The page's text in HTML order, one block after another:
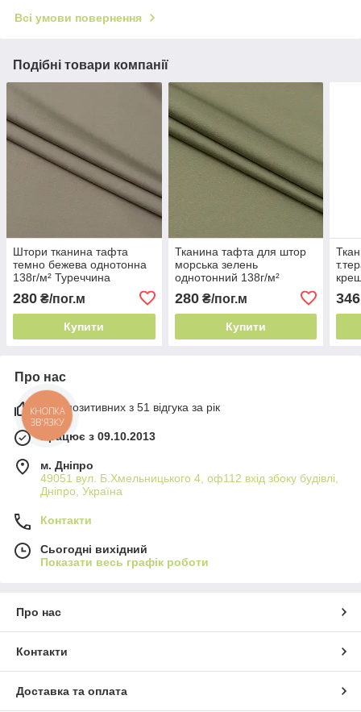
Всі умови повернення
Подібні товари компанії
Штори тканина тафта
темно бежева однотонна
138г/м² Туреччина
280 ₴/пог.м
Купити
Тканина тафта для штор
морська зелень
однотонний 138г/м²
хамелеон
280₴/пог.м
Купити
346
Про нас
98% позитивних з 51 відгука за рік
Працює з 09.10.2013
м. Дніпро
49051 вул. Б.Хмельницького 4, оф112 вхід збоку будівлі,
Дніпро, Україна
Контакти
Сьогодні вихідний
Показати весь графік роботи
Про нас
Контакти
Доставка та оплата
КНОПКА
ЗВ'ЯЗКУ